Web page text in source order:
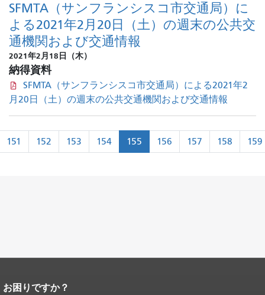
SFMTA（サンフランシスコ市交通局）に
よる2021年2月20日（土）の週末の公共交
通機関および交通情報
2021年2月18日（木）
納得資料
SFMTA（サンフランシスコ市交通局）による2021年2
月20日（土）の週末の公共交通機関および交通情報
ペ
ー
151 152 153 154 155 156 157 158 159
ページコンテンツの終わり。
お困りですか？